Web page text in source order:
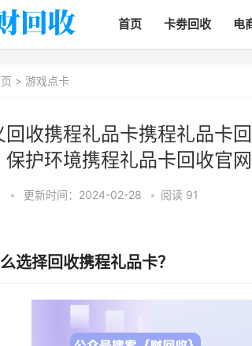
首页 卡劵回收 电
> 游戏点卡
回收携程礼品卡携程礼品卡
保护环境携程礼品卡回收官网
• 更新时间：2024-02-28 • 阅读 91
选择回收携程礼品卡？